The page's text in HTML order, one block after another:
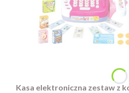
Kasa elektroniczna zestaw z